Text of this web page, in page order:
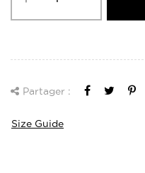
Partager :
Size Guide